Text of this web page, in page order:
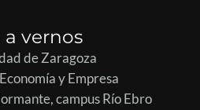
a vernos
de Zaragoza
y Empresa
campus Río Ebro